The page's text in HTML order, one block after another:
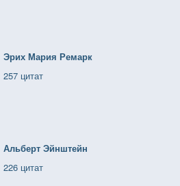
Эрих Мария Ремарк
257 цитат
Альберт Эйнштейн
226 цитат